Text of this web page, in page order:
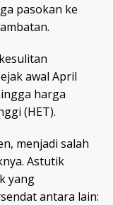
pasokan ke
awal April
harga
(HET).
menjadi salah
Astutik
yang
antara lain: